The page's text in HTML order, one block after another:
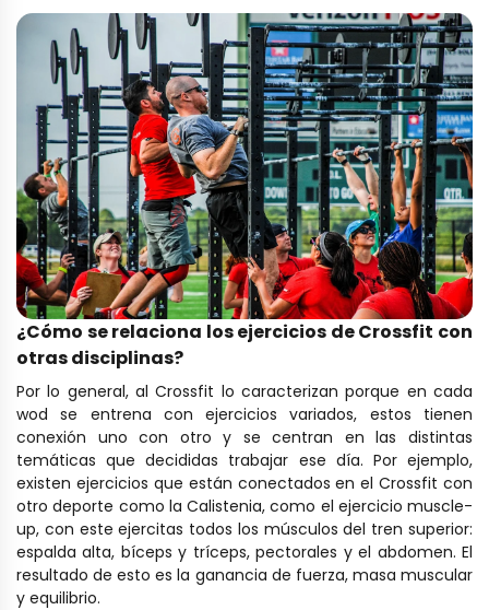
¿Cómo se relaciona los ejercicios de Crossfit con
otras disciplinas?
Por lo general, al Crossfit lo caracterizan porque en cada
wod se entrena con ejercicios variados, estos tienen
conexión uno con otro y se centran en las distintas
temáticas que decididas trabajar ese día. Por ejemplo,
existen ejercicios que están conectados en el Crossfit con
otro deporte como la Calistenia, como el ejercicio muscle-
up, con este ejercitas todos los músculos del tren superior:
espalda alta, bíceps y tríceps, pectorales y el abdomen. El
resultado de esto es la ganancia de fuerza, masa muscular
y equilibrio.